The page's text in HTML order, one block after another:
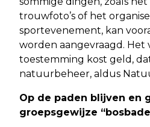
trouwfoto’s of het
sportevenement, kan
worden aangevraagd. Het
toestemming kost geld,
natuurbeheer, aldus
Op de paden blijven en
groepsgewijze